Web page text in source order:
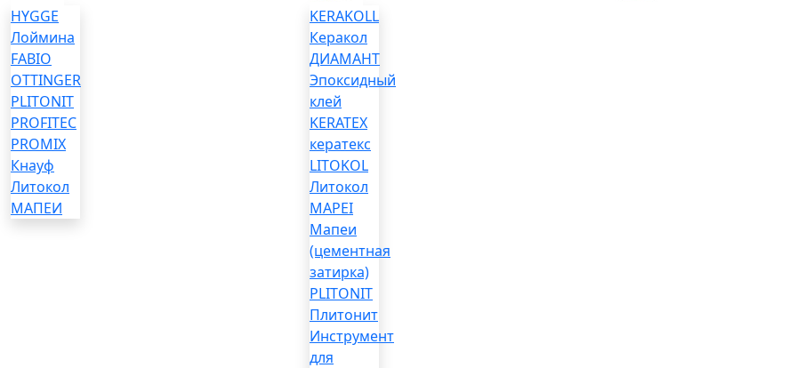
HYGGE
Лоймина
FABIO
OTTINGER
PLITONIT
PROFITEC
PROMIX
Кнауф
Литокол
МАПЕИ
KERAKOLL
Керакол
ДИАМАНТ
Эпоксидный
клей
KERATEX
кератекс
LITOKOL
Литокол
MAPEI
Мапеи
(цементная
затирка)
PLITONIT
Плитонит
Инструмент
для